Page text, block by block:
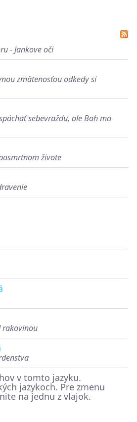
- Jankove oči
zmätenosťou odkedy si
sebevraždu, ale Boh ma
živote
rakovinou
v tomto jazyku.
jazykoch. Pre zmenu
na jednu z vlajok.